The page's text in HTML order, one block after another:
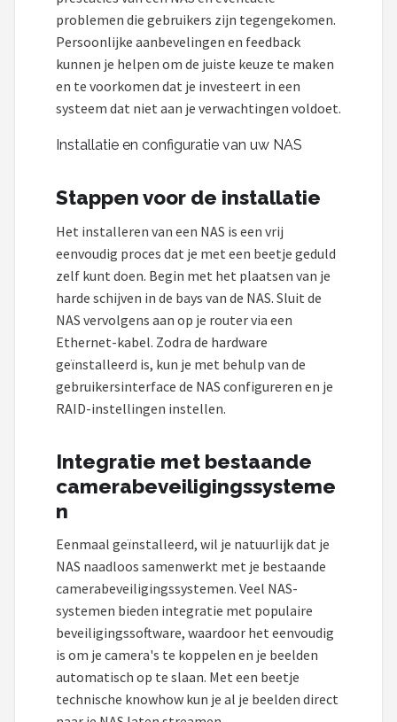
problemen die gebruikers zijn tegengekomen.
Persoonlijke aanbevelingen en feedback
kunnen je helpen om de juiste keuze te maken
en te voorkomen dat je investeert in een
systeem dat niet aan je verwachtingen voldoet.
Installatie en configuratie van uw NAS
Stappen voor de installatie
Het installeren van een NAS is een vrij
eenvoudig proces dat je met een beetje geduld
zelf kunt doen. Begin met het plaatsen van je
harde schijven in de bays van de NAS. Sluit de
NAS vervolgens aan op je router via een
Ethernet-kabel. Zodra de hardware
geïnstalleerd is, kun je met behulp van de
gebruikersinterface de NAS configureren en je
RAID-instellingen instellen.
Integratie met bestaande
camerabeveiligingssysteme
n
Eenmaal geïnstalleerd, wil je natuurlijk dat je
NAS naadloos samenwerkt met je bestaande
camerabeveiligingssystemen. Veel NAS-
systemen bieden integratie met populaire
beveiligingssoftware, waardoor het eenvoudig
is om je camera's te koppelen en je beelden
automatisch op te slaan. Met een beetje
technische knowhow kun je al je beelden direct